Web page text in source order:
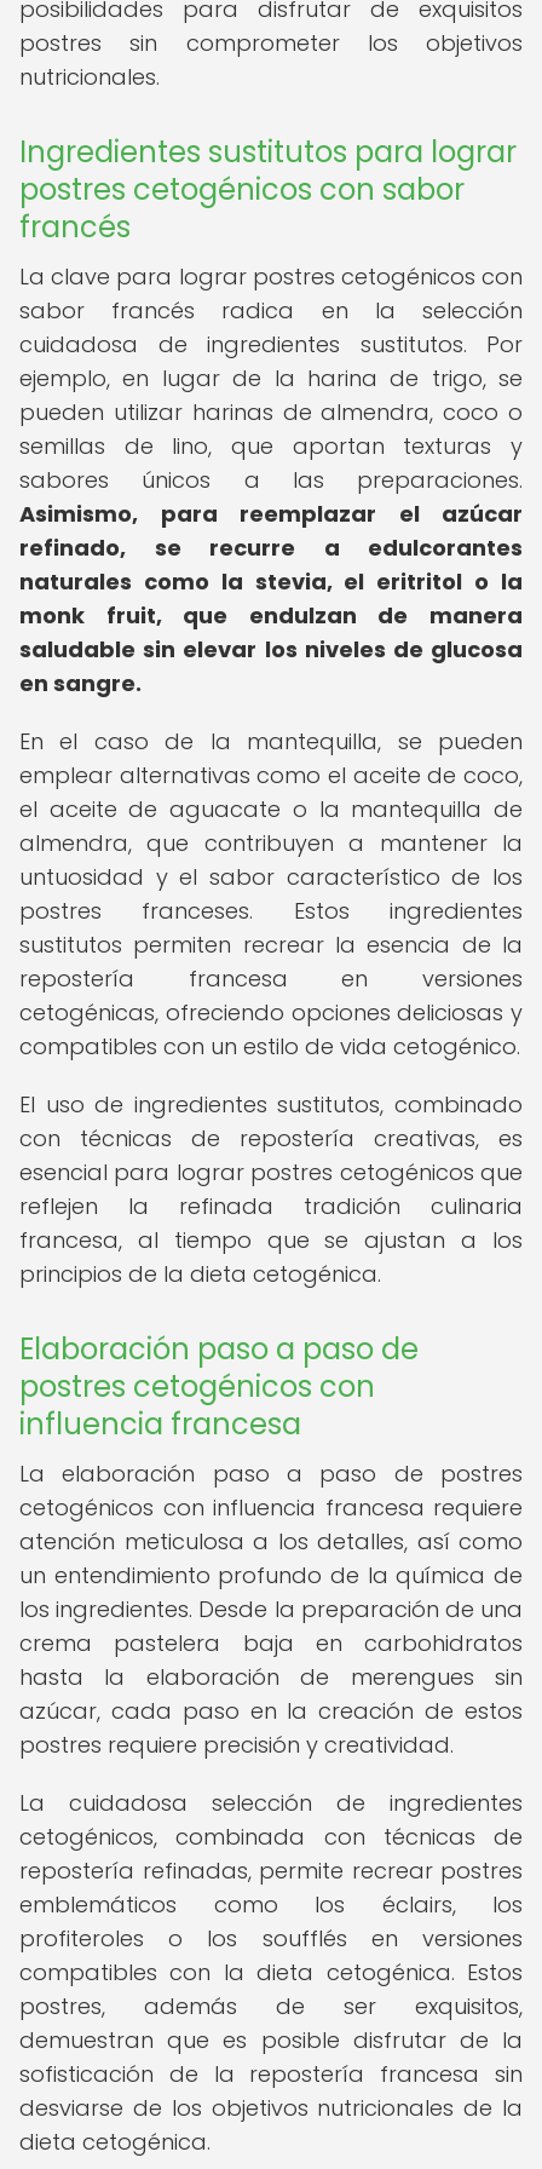
posibilidades para disfrutar de exquisitos
postres sin comprometer los objetivos
nutricionales.
Ingredientes sustitutos para lograr
postres cetogénicos con sabor
francés
La clave para lograr postres cetogénicos con
sabor francés radica en la selección
cuidadosa de ingredientes sustitutos. Por
ejemplo, en lugar de la harina de trigo, se
pueden utilizar harinas de almendra, coco o
semillas de lino, que aportan texturas y
sabores únicos a las preparaciones.
Asimismo, para reemplazar el azúcar
refinado, se recurre a edulcorantes
naturales como la stevia, el eritritol o la
monk fruit, que endulzan de manera
saludable sin elevar los niveles de glucosa
en sangre.
En el caso de la mantequilla, se pueden
emplear alternativas como el aceite de coco,
el aceite de aguacate o la mantequilla de
almendra, que contribuyen a mantener la
untuosidad y el sabor característico de los
postres franceses. Estos ingredientes
sustitutos permiten recrear la esencia de la
repostería francesa en versiones
cetogénicas, ofreciendo opciones deliciosas y
compatibles con un estilo de vida cetogénico.
El uso de ingredientes sustitutos, combinado
con técnicas de repostería creativas, es
esencial para lograr postres cetogénicos que
reflejen la refinada tradición culinaria
francesa, al tiempo que se ajustan a los
principios de la dieta cetogénica.
Elaboración paso a paso de
postres cetogénicos con
influencia francesa
La elaboración paso a paso de postres
cetogénicos con influencia francesa requiere
atención meticulosa a los detalles, así como
un entendimiento profundo de la química de
los ingredientes. Desde la preparación de una
crema pastelera baja en carbohidratos
hasta la elaboración de merengues sin
azúcar, cada paso en la creación de estos
postres requiere precisión y creatividad.
La cuidadosa selección de ingredientes
cetogénicos, combinada con técnicas de
repostería refinadas, permite recrear postres
emblemáticos como los éclairs, los
profiteroles o los soufflés en versiones
compatibles con la dieta cetogénica. Estos
postres, además de ser exquisitos,
demuestran que es posible disfrutar de la
sofisticación de la repostería francesa sin
desviarse de los objetivos nutricionales de la
dieta cetogénica.